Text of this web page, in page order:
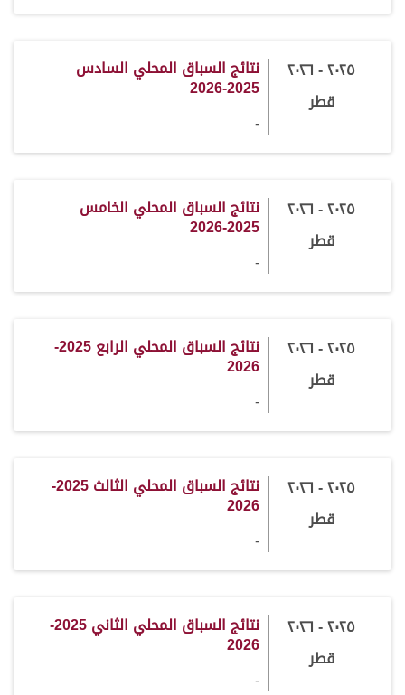
٢٠٢٥ - ٢٠٢٦
قطر
نتائج السباق المحلي السادس
2025-2026
-
٢٠٢٥ - ٢٠٢٦
قطر
نتائج السباق المحلي الخامس
2025-2026
-
٢٠٢٥ - ٢٠٢٦
قطر
نتائج السباق المحلي الرابع 2025-
2026
-
٢٠٢٥ - ٢٠٢٦
قطر
نتائج السباق المحلي الثالث 2025-
2026
-
٢٠٢٥ - ٢٠٢٦
قطر
نتائج السباق المحلي الثاني 2025-
2026
-